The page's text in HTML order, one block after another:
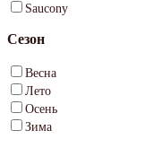
Saucony
Сезон
Весна
Лето
Осень
Зима